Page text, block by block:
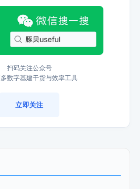
扫码关注公众号
数字基建干货与效率工具
立即关注